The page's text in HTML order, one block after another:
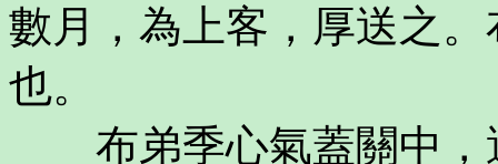
數月，為上客，厚送之
也。
布弟季心氣蓋關中，